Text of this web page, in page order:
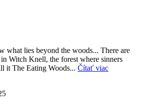
what lies beyond the woods... There are
Witch Knell, the forest where sinners
it The Eating Woods... Čítať viac